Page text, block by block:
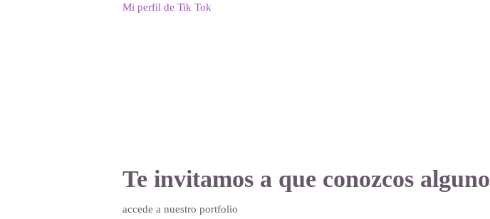
Mi perfil de Tik Tok
Te invitamos a que conozcos
accede a nuestro portfolio